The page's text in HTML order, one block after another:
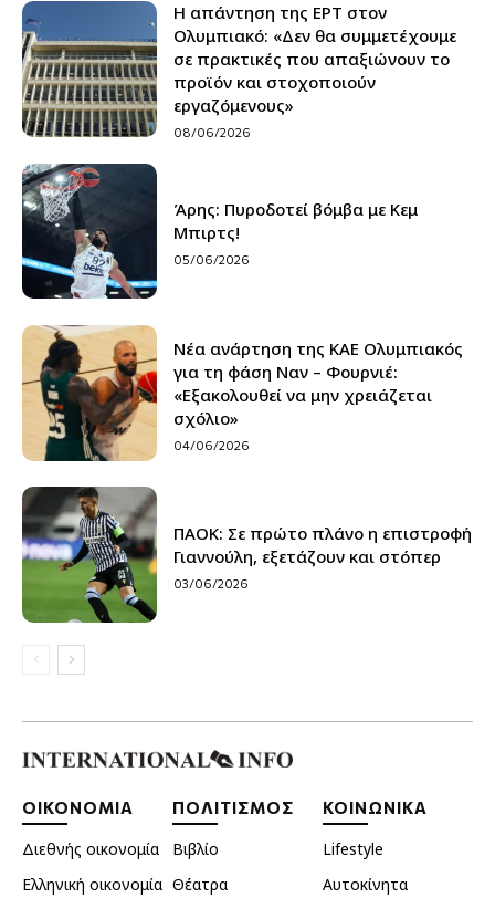
Η απάντηση της ΕΡΤ στον
Ολυμπιακό: «Δεν θα συμμετέχουμε
σε πρακτικές που απαξιώνουν το
προϊόν και στοχοποιούν
εργαζόμενους»
08/06/2026
Άρης: Πυροδοτεί βόμβα με Κεμ
Μπιρτς!
05/06/2026
Νέα ανάρτηση της ΚΑΕ Ολυμπιακός
για τη φάση Ναν – Φουρνιέ:
«Εξακολουθεί να μην χρειάζεται
σχόλιο»
04/06/2026
ΠΑΟΚ: Σε πρώτο πλάνο η επιστροφή
Γιαννούλη, εξετάζουν και στόπερ
03/06/2026
ΟΙΚΟΝΟΜΙΑ
Διεθνής οικονομία
Ελληνική οικονομία
ΠΟΛΙΤΙΣΜΟΣ
Βιβλίο
Θέατρα
ΚΟΙΝΩΝΙΚΑ
Lifestyle
Αυτοκίνητα